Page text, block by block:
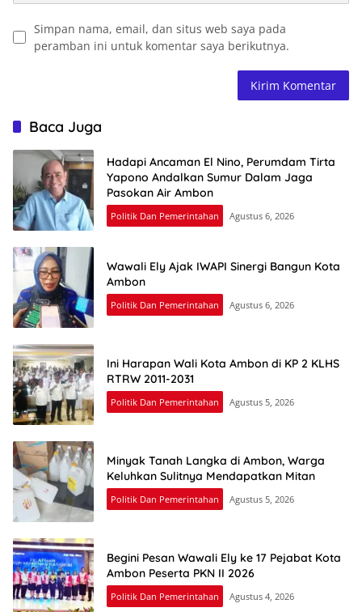
Simpan nama, email, dan situs web saya pada
peramban ini untuk komentar saya berikutnya.
Baca Juga
Hadapi Ancaman El Nino, Perumdam Tirta
Yapono Andalkan Sumur Dalam Jaga
Pasokan Air Ambon
Politik Dan Pemerintahan Agustus 6, 2026
Wawali Ely Ajak IWAPI Sinergi Bangun Kota
Ambon
Politik Dan Pemerintahan Agustus 6, 2026
Ini Harapan Wali Kota Ambon di KP 2 KLHS
RTRW 2011-2031
Politik Dan Pemerintahan Agustus 5, 2026
Minyak Tanah Langka di Ambon, Warga
Keluhkan Sulitnya Mendapatkan Mitan
Politik Dan Pemerintahan Agustus 5, 2026
Begini Pesan Wawali Ely ke 17 Pejabat Kota
Ambon Peserta PKN II 2026
Politik Dan Pemerintahan Agustus 4, 2026